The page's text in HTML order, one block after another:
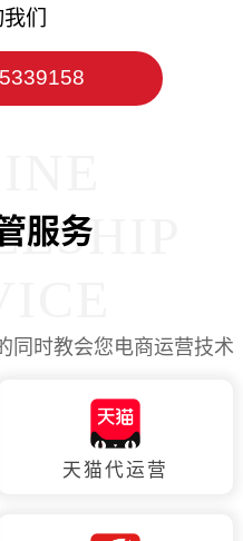
们
服务
同时教会您电商运营技术
天猫代运营